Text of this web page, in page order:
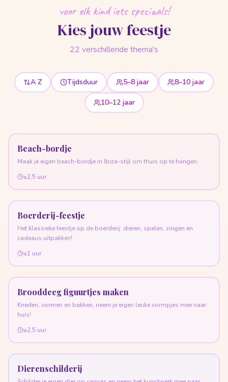
voor elk kind iets speciaals!
Kies jouw feestje
22 verschillende thema's
A Z Tijdsduur 5–8 jaar 8–10 jaar
10–12 jaar
Beach-bordje
Maak je eigen beach-bordje in Ibiza-stijl om thuis op te hangen.
±2,5 uur
Boerderij-feestje
Het klassieke feestje op de boerderij: dieren, spelen, zingen en
cadeaus uitpakken!
±1 uur
Brooddeeg figuurtjes maken
Kneden, vormen en bakken, neem je eigen leuke vormpjes mee naar
huis!
±2,5 uur
Dierenschilderij